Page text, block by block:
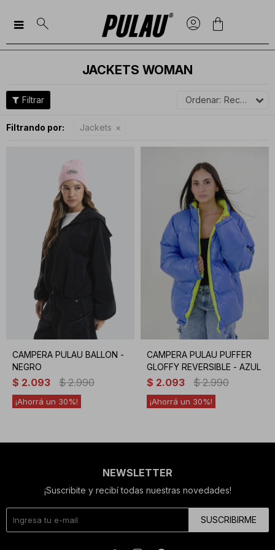

JACKETS WOMAN
Recomendados
Filtrando por: Jackets
CAMPERA PULAU BALLON -
NEGRO
$ 2.093 $ 2.990
30
CAMPERA PULAU PUFFER
GLOFFY REVERSIBLE - AZUL
$ 2.093 $ 2.990
30
NEWSLETTER
¡Suscribite y recibí todas nuestras novedades!
SUSCRIBIRME